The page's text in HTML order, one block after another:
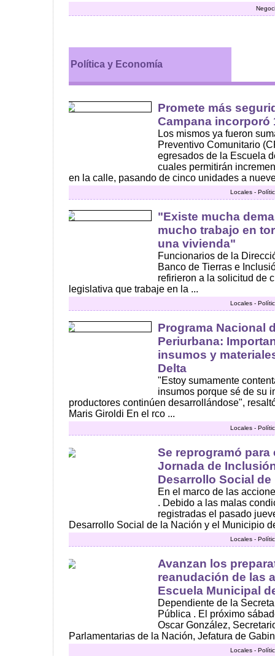
Política y Economía
Promete más
Campana incorporó
Los mismos ya fueron
Preventivo Comunitario
egresados de la Escuela
cuales permitirán
en la calle, pasando de cinco unidades a
Locales -
"Existe mucha
mucho trabajo en
una vivienda"
Funcionarios de la
Banco de Tierras e
refirieron a la solicitud de
legislativa que trabaje en la ...
Locales -
Programa Nacional
Periurbana:
insumos y
Delta
"Estoy sumamente
insumos porque sé de su
productores continúen desarrollándose",
Maris Giroldi En el rco ...
Locales -
Se reprogramó
Jornada de
Desarrollo Social
En el marco de las
. Debido a las malas
registradas el pasado
Desarrollo Social de la Nación y el Municipio
Locales -
Avanzan los
reanudación de las
Escuela Municipal
Dependiente de la
Pública . El próximo
Oscar González,
Parlamentarias de la Nación, Jefatura de
Locales -